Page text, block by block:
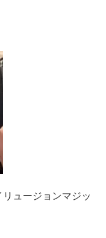
ュージョンマジッ